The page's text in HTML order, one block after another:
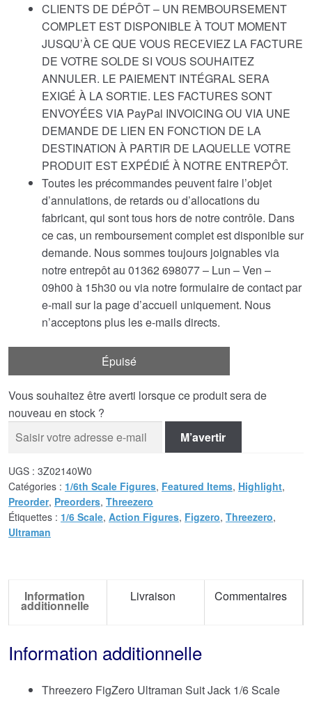
CLIENTS DE DÉPÔT – UN REMBOURSEMENT
COMPLET EST DISPONIBLE À TOUT MOMENT
JUSQU’À CE QUE VOUS RECEVIEZ LA FACTURE
DE VOTRE SOLDE SI VOUS SOUHAITEZ
ANNULER. LE PAIEMENT INTÉGRAL SERA
EXIGÉ À LA SORTIE. LES FACTURES SONT
ENVOYÉES VIA PayPal INVOICING OU VIA UNE
DEMANDE DE LIEN EN FONCTION DE LA
DESTINATION À PARTIR DE LAQUELLE VOTRE
PRODUIT EST EXPÉDIÉ À NOTRE ENTREPÔT.
Toutes les précommandes peuvent faire l’objet
d’annulations, de retards ou d’allocations du
fabricant, qui sont tous hors de notre contrôle. Dans
ce cas, un remboursement complet est disponible sur
demande. Nous sommes toujours joignables via
notre entrepôt au 01362 698077 – Lun – Ven –
09h00 à 15h30 ou via notre formulaire de contact par
e-mail sur la page d’accueil uniquement. Nous
n’acceptons plus les e-mails directs.
Épuisé
Vous souhaitez être averti lorsque ce produit sera de
nouveau en stock ?
M’avertir
UGS : 3Z02140W0
Catégories : 1/6th Scale Figures, Featured Items, Highlight,
Preorder, Preorders, Threezero
Étiquettes : 1/6 Scale, Action Figures, Figzero, Threezero,
Ultraman
Information
additionnelle
Livraison Commentaires
Information additionnelle
Threezero FigZero Ultraman Suit Jack 1/6 Scale